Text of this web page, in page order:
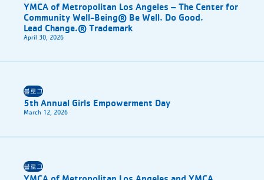
YMCA of Metropolitan Los Angeles – The Center for
Community Well-Being® Be Well. Do Good.
Lead Change.® Trademark
April 30, 2026
블로그
5th Annual Girls Empowerment Day
March 12, 2026
블로그